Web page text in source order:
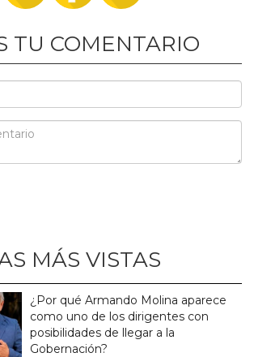
TU COMENTARIO
MÁS VISTAS
¿Por qué Armando Molina aparece
como uno de los dirigentes con
posibilidades de llegar a la
Gobernación?